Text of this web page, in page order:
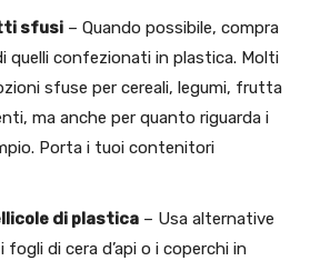
sfusi – Quando possibile, compra
quelli confezionati in plastica. Molti
sfuse per cereali, legumi, frutta
ma anche per quanto riguarda i
Porta i tuoi contenitori
di plastica – Usa alternative
fogli di cera d’api o i coperchi in